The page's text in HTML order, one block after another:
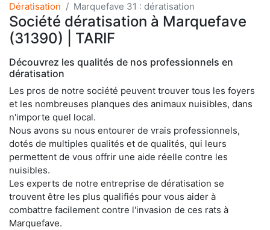
Dératisation Marquefave 31 : dératisation
Société dératisation à Marquefave
(31390) | TARIF
Découvrez les qualités de nos professionnels en
dératisation
Les pros de notre société peuvent trouver tous les foyers
et les nombreuses planques des animaux nuisibles, dans
n'importe quel local.
Nous avons su nous entourer de vrais professionnels,
dotés de multiples qualités et de qualités, qui leurs
permettent de vous offrir une aide réelle contre les
nuisibles.
Les experts de notre entreprise de dératisation se
trouvent être les plus qualifiés pour vous aider à
combattre facilement contre l'invasion de ces rats à
Marquefave.